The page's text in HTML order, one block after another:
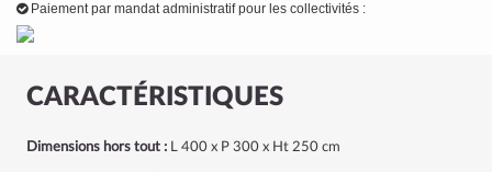
CARACTÉRISTIQUES
Dimensions hors tout : L 400 x P 300 x Ht 250 cm
Paiement par mandat administratif pour les collectivités :